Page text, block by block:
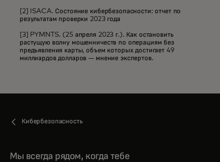
[2] ISACA. Состояние кибербезопасности: отчет по
результатам проверки 2023 года
[3] PYMNTS. (25 апреля 2023 г.). Как остановить
растущую волну мошенничеств по операциям без
предъявления карты, объем которых достигает 49
миллиардов долларов — мнение экспертов.
Кибербезопасность
Мы всегда рядом, когда тебе